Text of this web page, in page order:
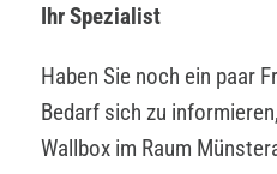
Ihr Spezialist
Haben Sie noch ein paar
Bedarf sich zu
Wallbox im Raum